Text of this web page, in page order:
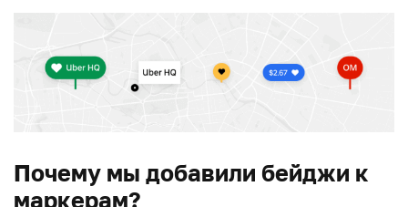
Почему мы добавили бейджи к
маркерам?